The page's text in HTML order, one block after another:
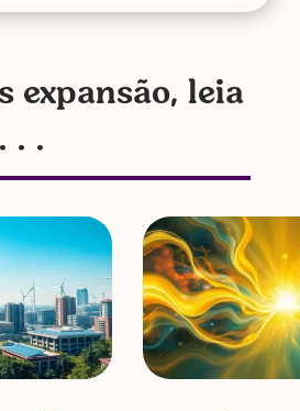
expansão, leia
. .